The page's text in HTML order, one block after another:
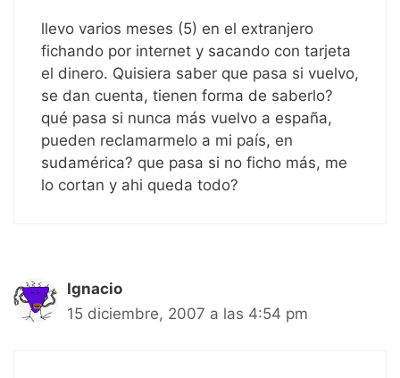
llevo varios meses (5) en el extranjero
fichando por internet y sacando con tarjeta
el dinero. Quisiera saber que pasa si vuelvo,
se dan cuenta, tienen forma de saberlo?
qué pasa si nunca más vuelvo a españa,
pueden reclamarmelo a mi país, en
sudamérica? que pasa si no ficho más, me
lo cortan y ahi queda todo?
Ignacio
15 diciembre, 2007 a las 4:54 pm